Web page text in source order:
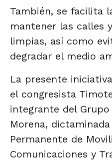
También, se facilita
mantener las calles
limpias, así como
degradar el medio
La presente
el congresista
integrante del
Morena,
Permanente de
Comunicaciones y